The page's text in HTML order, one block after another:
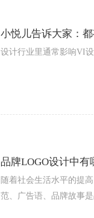
小悦儿告诉大家：
设计行业里通常影响VI
品牌LOGO设计中有
随着社会生活水平的提
范、广告语、品牌故事